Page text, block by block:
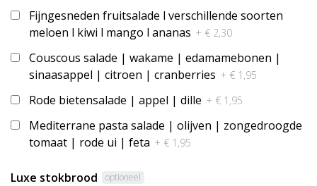
Fijngesneden fruitsalade l verschillende soorten
meloen l kiwi l mango l ananas + € 2,30
Couscous salade | wakame | edamamebonen |
sinaasappel | citroen | cranberries + € 1,95
Rode bietensalade | appel | dille + € 1,95
Mediterrane pasta salade | olijven | zongedroogde
tomaat | rode ui | feta + € 1,95
Luxe stokbrood optioneel